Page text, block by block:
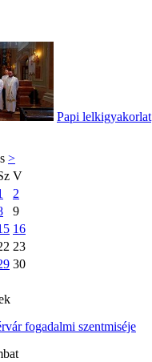
Papi lelkigyakorlat
>
V
2
9
16
23
30
fogadalmi szentmiséje